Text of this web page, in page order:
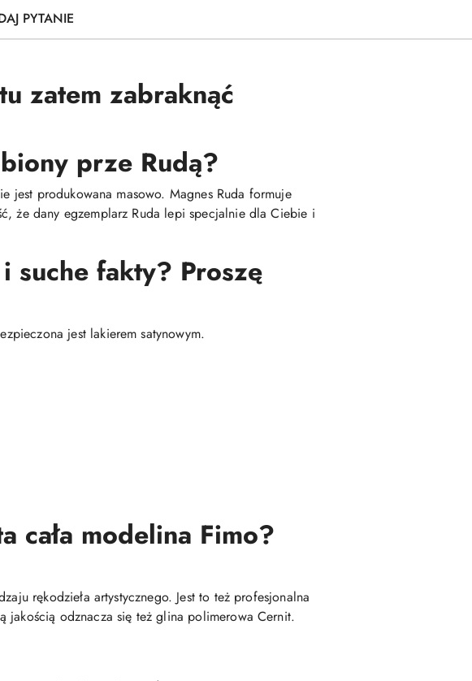
PYTANIE
zatem zabraknąć
prze Rudą?
jest produkowana masowo. Magnes Ruda formuje
że dany egzemplarz Ruda lepi specjalnie dla Ciebie i
suche fakty? Proszę
jest lakierem satynowym.
cała modelina Fimo?
rękodzieła artystycznego. Jest to też profesjonalna
jakością odznacza się też glina polimerowa Cernit.